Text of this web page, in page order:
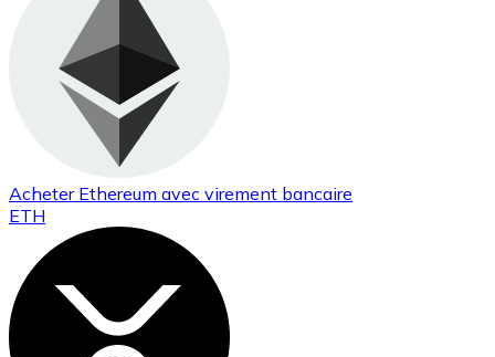
Acheter Ethereum avec virement bancaire
ETH